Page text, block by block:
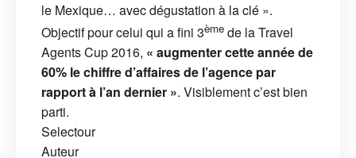
le Mexique… avec dégustation à la clé ».
Objectif pour celui qui a fini 3ème de la Travel
Agents Cup 2016, « augmenter cette année de
60% le chiffre d’affaires de l’agence par
rapport à l’an dernier ». Visiblement c’est bien
parti.
Selectour
Auteur